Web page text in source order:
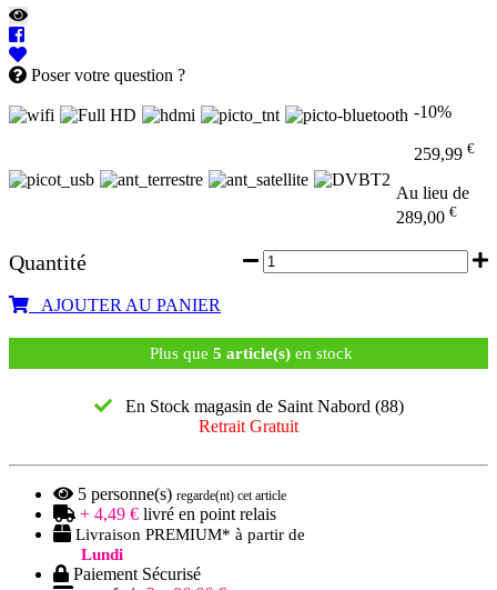
Poser votre question ?
-10%
259,99 €
Au lieu de
289,00 €
Quantité
AJOUTER AU PANIER
Plus que 5 article(s)en stock
En Stock magasin de Saint Nabord (88)
Retrait Gratuit
5 personne(s) regarde(nt) cet article
+ 4,49 € livré en point relais
Livraison PREMIUM* à partir de
Lundi
Paiement Sécurisé